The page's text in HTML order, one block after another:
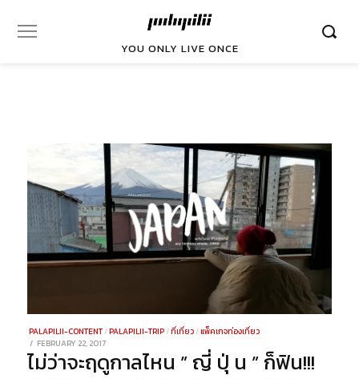
YOU ONLY LIVE ONCE
PALAPILII-CONTENT /PALAPILII-TRIP /ที่เที่ยว /แพ็คเกจท่องเที่ยว
POSTED
ON
FEBRUARY 22, 2017
29,
2021
ไม่ว่าจะฤดูกาลไหน ” ญี่ ปุ่ น ” ก็ฟิน!!!